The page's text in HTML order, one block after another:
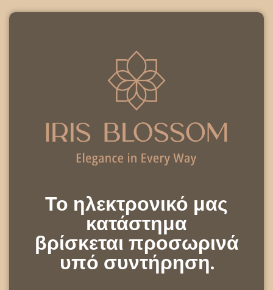
Το ηλεκτρονικό μας
κατάστημα
βρίσκεται προσωρινά
υπό συντήρηση.